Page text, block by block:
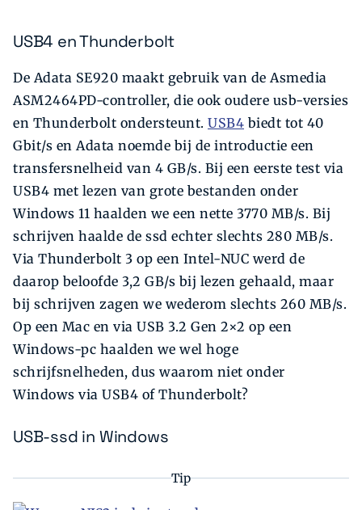
USB4 en Thunderbolt
De Adata SE920 maakt gebruik van de Asmedia
ASM2464PD-controller, die ook oudere usb-versies
en Thunderbolt ondersteunt. USB4 biedt tot 40
Gbit/s en Adata noemde bij de introductie een
transfersnelheid van 4 GB/s. Bij een eerste test via
USB4 met lezen van grote bestanden onder
Windows 11 haalden we een nette 3770 MB/s. Bij
schrijven haalde de ssd echter slechts 280 MB/s.
Via Thunderbolt 3 op een Intel-NUC werd de
daarop beloofde 3,2 GB/s bij lezen gehaald, maar
bij schrijven zagen we wederom slechts 260 MB/s.
Op een Mac en via USB 3.2 Gen 2×2 op een
Windows-pc haalden we wel hoge
schrijfsnelheden, dus waarom niet onder
Windows via USB4 of Thunderbolt?
USB-ssd in Windows
Tip